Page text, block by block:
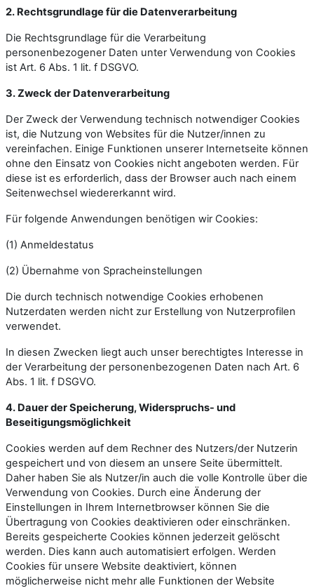
2. Rechtsgrundlage für die Datenverarbeitung
Die Rechtsgrundlage für die Verarbeitung
personenbezogener Daten unter Verwendung von Cookies
ist Art. 6 Abs. 1 lit. f DSGVO.
3. Zweck der Datenverarbeitung
Der Zweck der Verwendung technisch notwendiger Cookies
ist, die Nutzung von Websites für die Nutzer/innen zu
vereinfachen. Einige Funktionen unserer Internetseite können
ohne den Einsatz von Cookies nicht angeboten werden. Für
diese ist es erforderlich, dass der Browser auch nach einem
Seitenwechsel wiedererkannt wird.
Für folgende Anwendungen benötigen wir Cookies:
(1) Anmeldestatus
(2) Übernahme von Spracheinstellungen
Die durch technisch notwendige Cookies erhobenen
Nutzerdaten werden nicht zur Erstellung von Nutzerprofilen
verwendet.
In diesen Zwecken liegt auch unser berechtigtes Interesse in
der Verarbeitung der personenbezogenen Daten nach Art. 6
Abs. 1 lit. f DSGVO.
4. Dauer der Speicherung, Widerspruchs- und
Beseitigungsmöglichkeit
Cookies werden auf dem Rechner des Nutzers/der Nutzerin
gespeichert und von diesem an unsere Seite übermittelt.
Daher haben Sie als Nutzer/in auch die volle Kontrolle über die
Verwendung von Cookies. Durch eine Änderung der
Einstellungen in Ihrem Internetbrowser können Sie die
Übertragung von Cookies deaktivieren oder einschränken.
Bereits gespeicherte Cookies können jederzeit gelöscht
werden. Dies kann auch automatisiert erfolgen. Werden
Cookies für unsere Website deaktiviert, können
möglicherweise nicht mehr alle Funktionen der Website